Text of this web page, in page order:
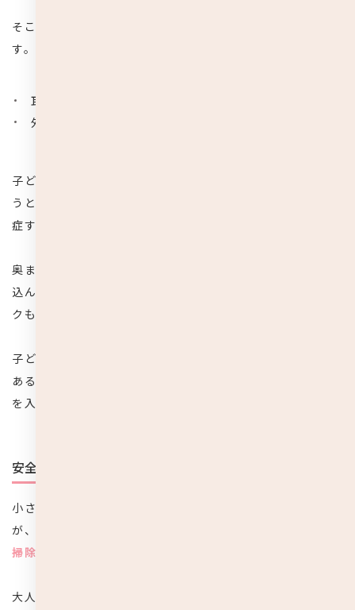
そこで気をつけなければいけない疾患は、以下の2種類で
す。
耳垢塞栓
外耳炎
子どもの耳掃除を奥までしてしまい耳垢を押し込んでしま
うと、外耳道を塞いで炎症を起こしてしまう耳垢塞栓を発
症する危険性があります。
奥まで耳掃除をして傷つけてしまうと、汚い水などが入り
込んだ時に耳垢が細菌感染を起こす外耳炎を発症するリス
クもあります。
子どもだけでなく大人も同様ですが、耳掃除の際は手前に
ある耳垢を掃除するということだけを意識し、奥まで綿棒
を入れないようにして下さい。
安全な場所で親が耳掃除をする
小さな子どもであれば必ず親が耳掃除をすると思います
が、
掃除は親が行うようにして下さい
大人が思っている以上に子どもの耳の中は繊細なので、少